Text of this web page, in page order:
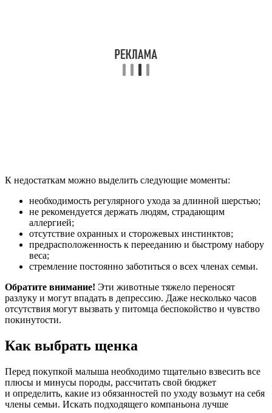
К недостаткам можно выделить следующие моменты:
необходимость регулярного ухода за длинной шерстью;
не рекомендуется держать людям, страдающим
аллергией;
отсутствие охранных и сторожевых инстинктов;
предрасположенность к перееданию и быстрому набору
веса;
стремление постоянно заботиться о всех членах семьи.
Обратите внимание! Эти животные тяжело переносят
разлуку и могут впадать в депрессию. Даже несколько часов
отсутствия могут вызвать у питомца беспокойство и чувство
покинутости.
Как выбрать щенка
Перед покупкой малыша необходимо тщательно взвесить все
плюсы и минусы породы, рассчитать свой бюджет
и определить, какие из обязанностей по уходу возьмут на себя
члены семьи. Искать подходящего компаньона лучше